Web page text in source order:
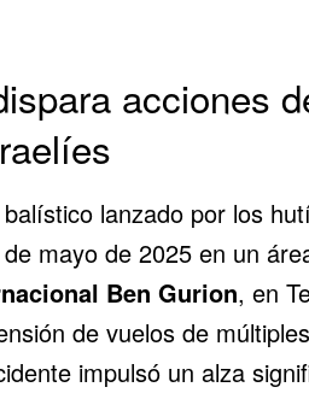
acciones
lanzado por los
mayo de 2025 en un
Ben Gurion, en
de vuelos de
impulsó un alza